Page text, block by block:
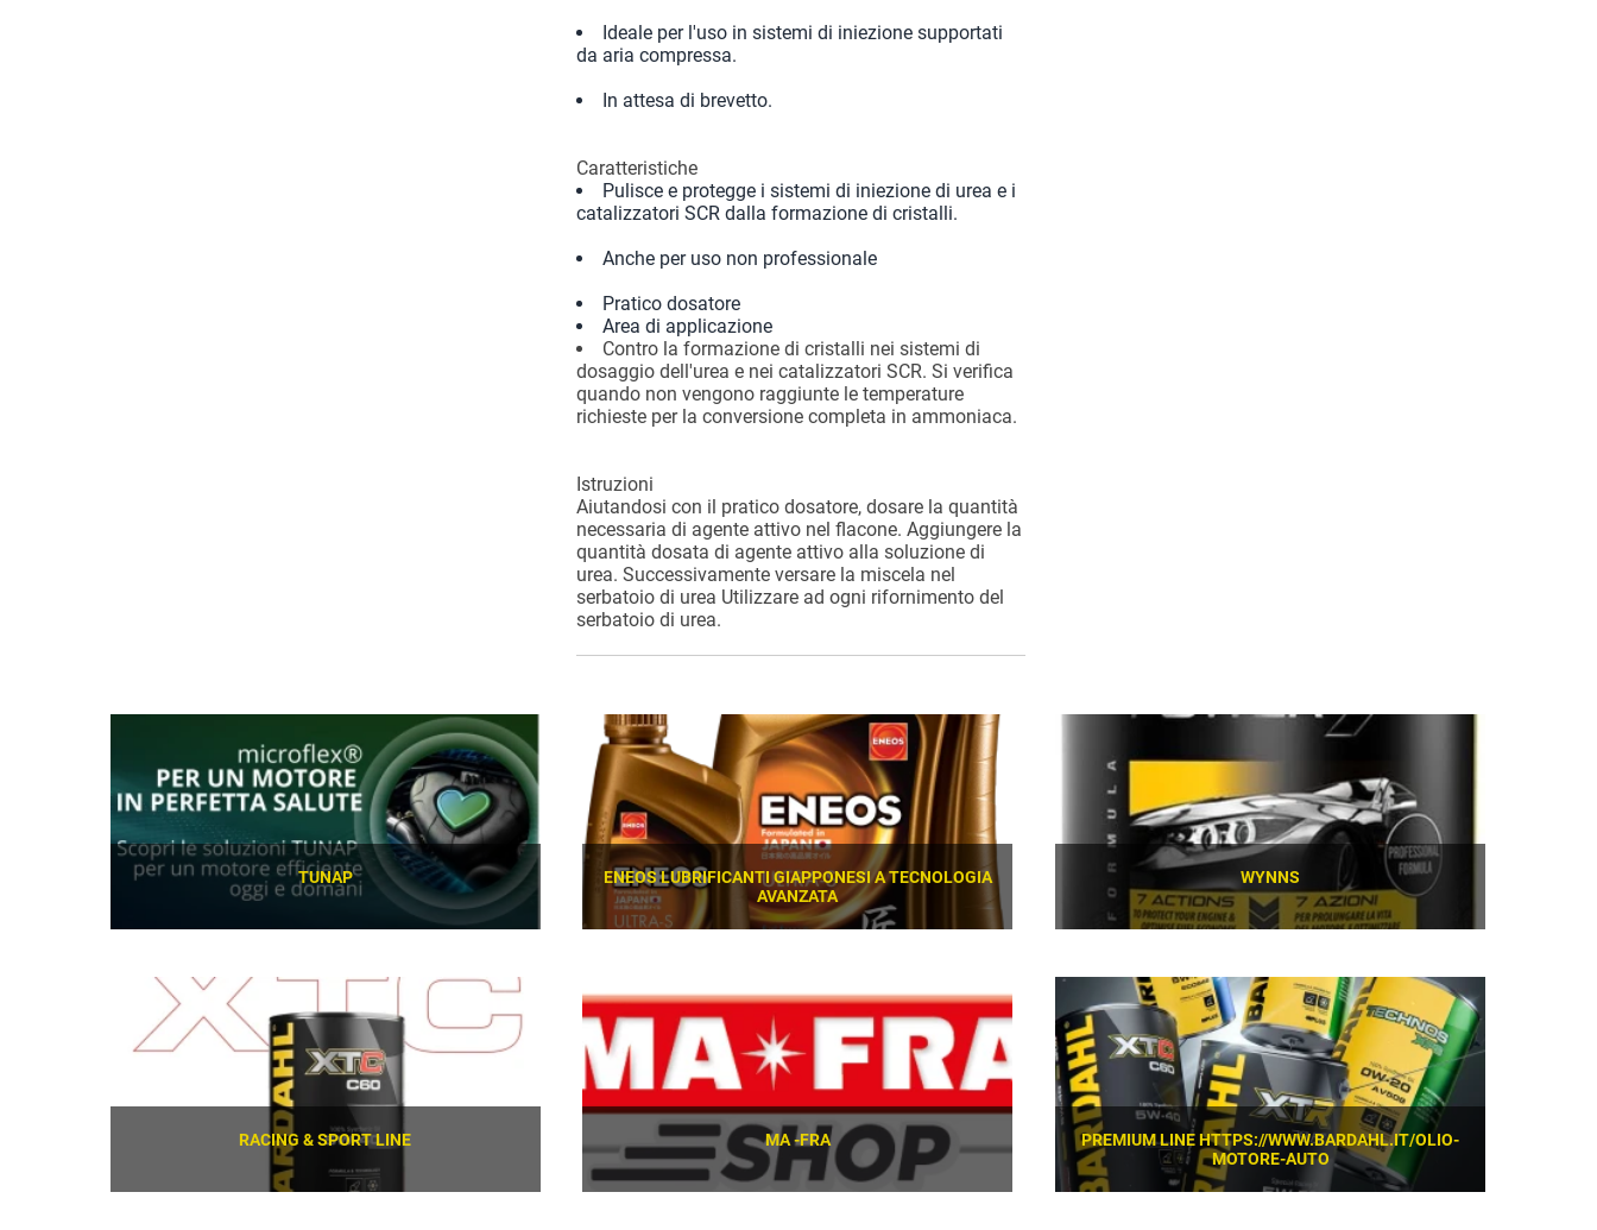
Ideale per l'uso in sistemi di iniezione supportati
da aria compressa.
In attesa di brevetto.
Caratteristiche
Pulisce e protegge i sistemi di iniezione di urea e i
catalizzatori SCR dalla formazione di cristalli.
Anche per uso non professionale
Pratico dosatore
Area di applicazione
Contro la formazione di cristalli nei sistemi di
dosaggio dell'urea e nei catalizzatori SCR. Si verifica
quando non vengono raggiunte le temperature
richieste per la conversione completa in ammoniaca.
Istruzioni
Aiutandosi con il pratico dosatore, dosare la quantità
necessaria di agente attivo nel flacone. Aggiungere la
quantità dosata di agente attivo alla soluzione di
urea. Successivamente versare la miscela nel
serbatoio di urea Utilizzare ad ogni rifornimento del
serbatoio di urea.
TUNAP
ENEOS LUBRIFICANTI GIAPPONESI A TECNOLOGIA
AVANZATA
WYNNS
RACING & SPORT LINE MA -FRA
PREMIUM LINE HTTPS://WWW.BARDAHL.IT/OLIO-
MOTORE-AUTO